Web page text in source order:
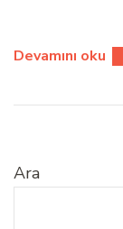
Devamını oku
Ara